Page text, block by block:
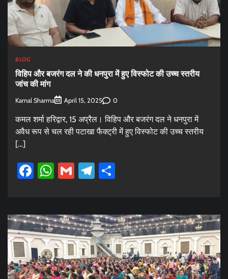
BLOG
विहिप और बजरंग दल ने की धनपुरा में हुए विस्फोट की उच्च स्तरीय
जांच की मांग
Kamal Sharma April 15, 2025 0
कमल शर्मा हरिद्वार, 15 अप्रैल। विहिप और बजरंग दल ने धनपुरा में
अवैध रूप से चल रही पटाखा फैक्ट्री में हुए विस्फोट की उच्च स्तरीय
[…]
Facebook
WhatsApp
GmailTelegram